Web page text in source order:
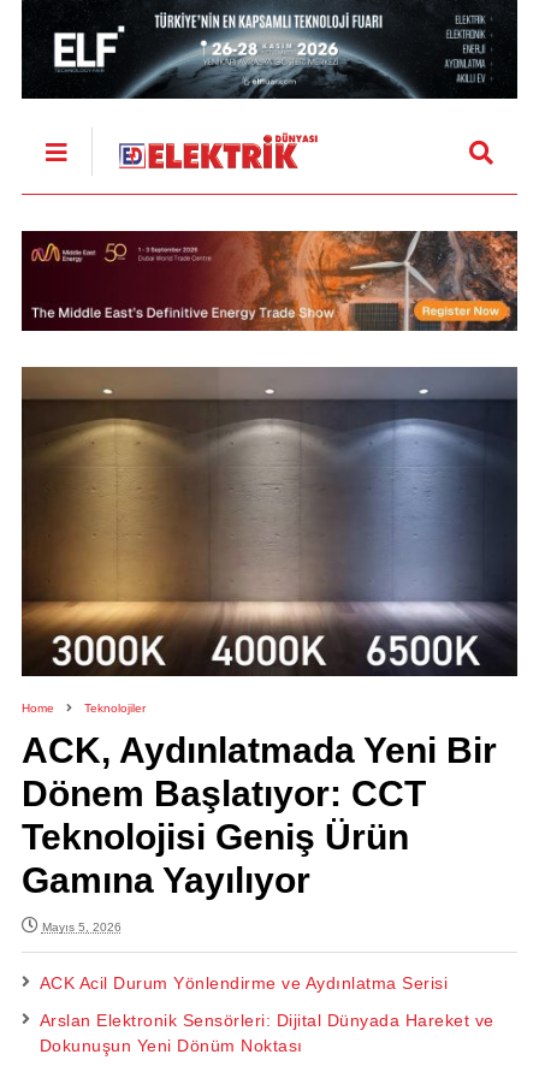
Home Teknolojiler
ACK, Aydınlatmada Yeni Bir
Dönem Başlatıyor: CCT
Teknolojisi Geniş Ürün
Gamına Yayılıyor
Mayıs 5, 2026
ACK Acil Durum Yönlendirme ve Aydınlatma Serisi
Arslan Elektronik Sensörleri: Dijital Dünyada Hareket ve
Dokunuşun Yeni Dönüm Noktası